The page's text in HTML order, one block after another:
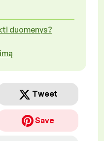
duomenys?
Tweet
Save